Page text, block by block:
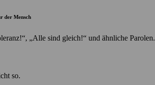
der Mensch
„Alle sind gleich!“ und ähnliche Parolen.
so.